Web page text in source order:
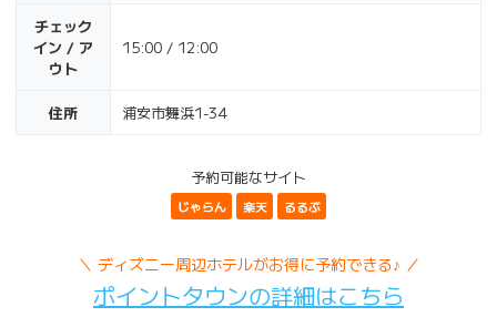
チェック
イン / ア
ウト
15:00 / 12:00
住所 浦安市舞浜1-34
予約可能なサイト
じゃらん 楽天 るるぶ
＼ ディズニー周辺ホテルがお得に予約できる♪ ／
ポイントタウンの詳細はこちら